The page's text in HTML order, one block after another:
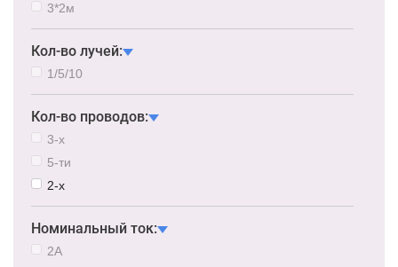
3*2м
Кол-во лучей:
1/5/10
Кол-во проводов:
3-х
5-ти
2-х
Номинальный ток:
2А